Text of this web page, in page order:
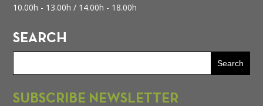
10.00h - 13.00h / 14.00h - 18.00h
SEARCH
SUBSCRIBE NEWSLETTER